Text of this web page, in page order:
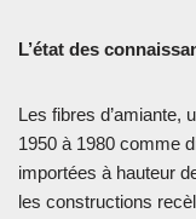
L’état des
Les fibres d’amiante,
1950 à 1980 comme
importées à hauteur
les constructions